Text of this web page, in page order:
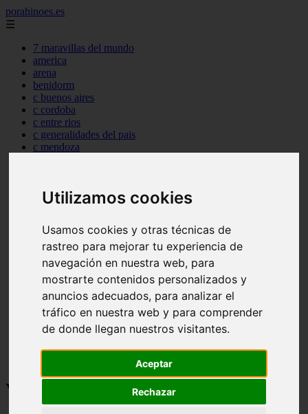
Utilizamos cookies
Usamos cookies y otras técnicas de
rastreo para mejorar tu experiencia de
navegación en nuestra web, para
mostrarte contenidos personalizados y
anuncios adecuados, para analizar el
tráfico en nuestra web y para comprender
de donde llegan nuestros visitantes.
Aceptar
Rechazar
porahinoes.es
☰
7 maravillas del mundo
america
arena
benidorm
c buenos aires
c cordoba
c entre rios
c generalidades del pais
c mendoza
c santa fe
c zona austral
carmen
category
destinos
gijon
lanzarote
live
monumentos
naturaleza
Viajes y turismo